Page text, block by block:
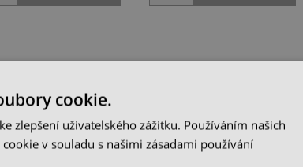
cookie.
zlepšení uživatelského zážitku. Používáním našich
v souladu s našimi zásadami používání